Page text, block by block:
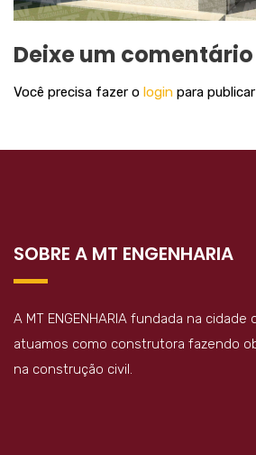
Deixe um comentário
Você precisa fazer o login para
SOBRE A MT ENGENHARIA
A MT ENGENHARIA fundada na cidade
atuamos como construtora fazendo
na construção civil.